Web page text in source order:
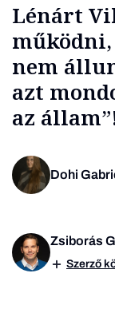
Lénárt
nem
azt
az
Dohi
Zsiborás
Szerző